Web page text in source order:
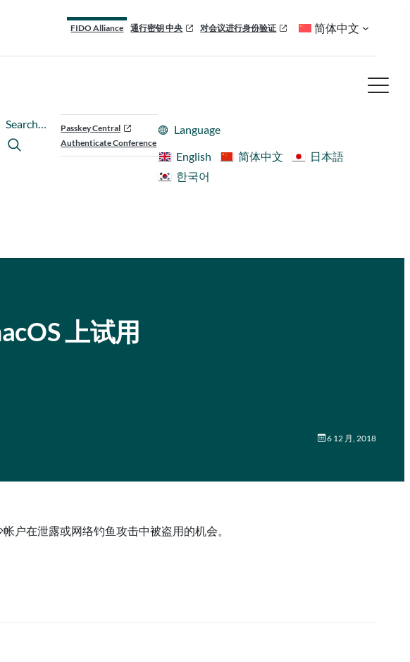
FIDO Alliance 通行密钥 中央 对会议进行身份验证 简体中文
Search…
Passkey Central
Authenticate Conference
Language
English
简体中文
日本語
한국어
上试用
6 12 月, 2018
户在泄露或网络钓鱼攻击中被盗用的机会。